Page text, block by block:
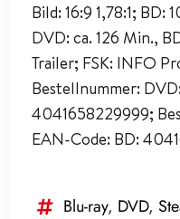
Bild: 16:9 1,78:1; BD:
DVD: ca. 126 Min.,
Trailer; FSK: INFO
Bestellnummer:
4041658229999;
EAN-Code: BD:
Blu-ray, DVD,